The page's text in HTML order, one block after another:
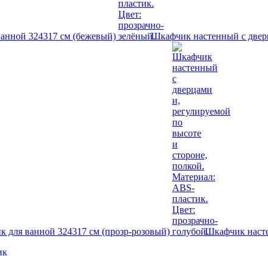
324317 см (бежевый) Шкафчик настенный с
для ванной 324317 см (прозр-розовый) Шкафчик